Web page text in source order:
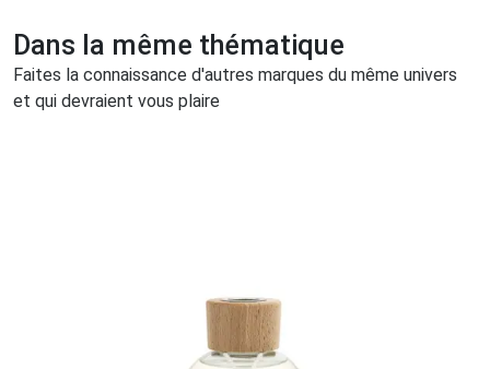
Dans la même thématique
Faites la connaissance d'autres marques du même univers
et qui devraient vous plaire